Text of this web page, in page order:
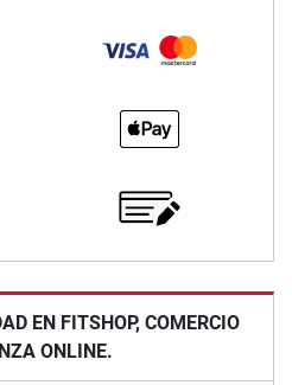
EN FITSHOP, COMERCIO
ONLINE.